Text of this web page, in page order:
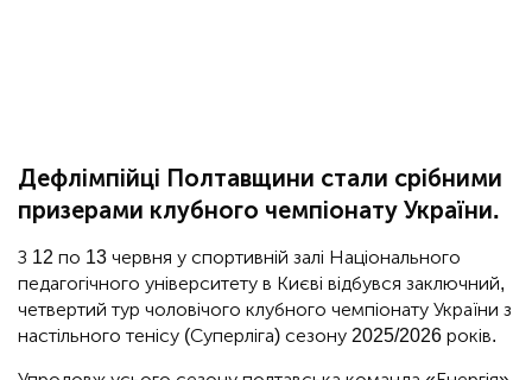
Дефлімпійці Полтавщини стали срібними
призерами клубного чемпіонату України.
З 12 по 13 червня у спортивній залі Національного
педагогічного університету в Києві відбувся заключний,
четвертий тур чоловічого клубного чемпіонату України з
настільного тенісу (Суперліга) сезону 2025/2026 років.